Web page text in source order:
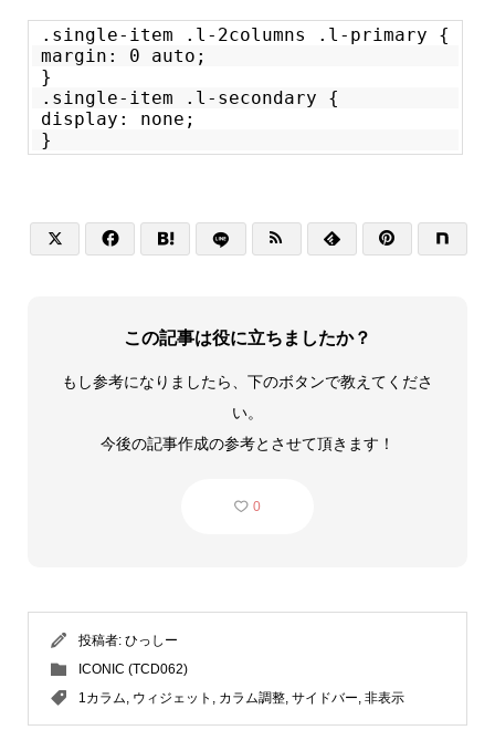
.single-item .l-2columns .l-primary {
margin: 0 auto;
}
.single-item .l-secondary {
display: none;
}
     
この記事は役に立ちましたか？
もし参考になりましたら、下のボタンで教えてくださ
い。
今後の記事作成の参考とさせて頂きます！
0
投稿者: ひっしー
ICONIC (TCD062)
1カラム, ウィジェット , カラム調整, サイドバー, 非表示